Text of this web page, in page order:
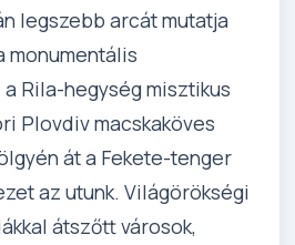
legszebb arcát mutatja
monumentális
Rila-hegység misztikus
Plovdiv macskaköves
át a Fekete-tenger
az utunk. Világörökségi
átszőtt városok,